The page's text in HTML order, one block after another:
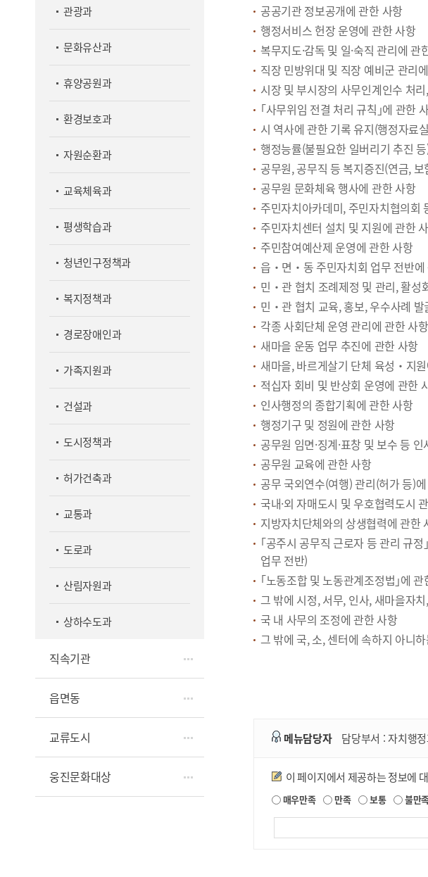
관광과
문화유산과
휴양공원과
환경보호과
자원순환과
교육체육과
평생학습과
청년인구정책과
복지정책과
경로장애인과
가족지원과
건설과
도시정책과
허가건축과
교통과
도로과
산림자원과
상하수도과
직속기관
읍면동
교류도시
웅진문화대상
공공기관 정보공개에 관한 사항
행정서비스 헌장 운영에 관한 사항
복무지도·감독 및 일·숙직 관리에 관
직장 민방위대 및 직장 예비군 관리
시장 및 부시장의 사무인계인수 처
｢사무위임 전결 처리 규칙｣에 관한
시 역사에 관한 기록 유지(행정자료
행정능률(불필요한 일버리기 추진
공무원, 공무직 등 복지증진(연금,
공무원 문화체육 행사에 관한 사항
주민자치아카데미, 주민자치협의회
주민자치센터 설치 및 지원에 관한
주민참여예산제 운영에 관한 사항
읍‧면‧동 주민자치회 업무 전반에
민‧관 협치 조례제정 및 관리, 활성
민‧관 협치 교육, 홍보, 우수사례 발
각종 사회단체 운영 관리에 관한 사
새마을 운동 업무 추진에 관한 사항
새마을, 바르게살기 단체 육성‧지
적십자 회비 및 반상회 운영에 관한
인사행정의 종합기획에 관한 사항
행정기구 및 정원에 관한 사항
공무원 임면·징계·표창 및 보수 등
공무원 교육에 관한 사항
공무 국외연수(여행) 관리(허가 등)
국내·외 자매도시 및 우호협력도시
지방자치단체와의 상생협력에 관한
｢공주시 공무직 근로자 등 관리 규
업무 전반)
｢노동조합 및 노동관계조정법｣에
그 밖에 시정, 서무, 인사, 새마을자
국 내 사무의 조정에 관한 사항
그 밖에 국, 소, 센터에 속하지 아니
메뉴담당자 담당부서 :자치행
만족도조사
이 페이지에서 제공하는 정보에
매우만족 만족 보통 불만